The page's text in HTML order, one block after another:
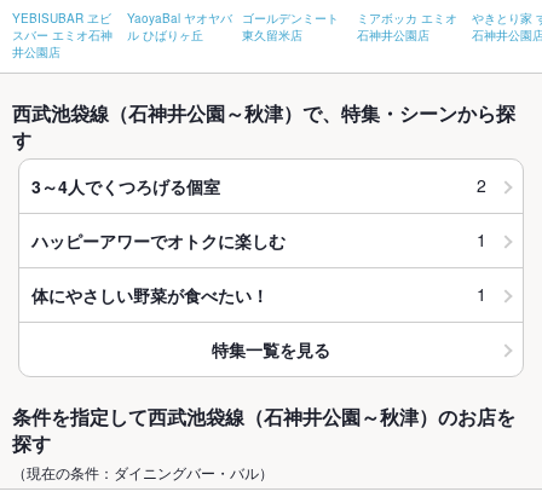
YEBISUBAR ヱビ
スバー エミオ石神
井公園店
YaoyaBal ヤオヤバ
ル ひばりヶ丘
ゴールデンミート
東久留米店
ミアボッカ エミオ
石神井公園店
やきとり家
石神井公園
西武池袋線（石神井公園～秋津）で、特集・シーンから探
す
3～4人でくつろげる個室 2
ハッピーアワーでオトクに楽しむ 1
体にやさしい野菜が食べたい！ 1
特集一覧を見る
条件を指定して西武池袋線（石神井公園～秋津）のお店を
探す
（現在の条件：ダイニングバー・バル）